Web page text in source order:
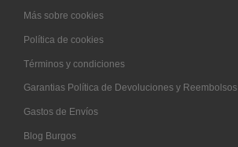
Más sobre cookies
Política de cookies
Términos y condiciones
Garantias Política de Devoluciones y Reembolsos
Gastos de Envíos
Blog Burgos